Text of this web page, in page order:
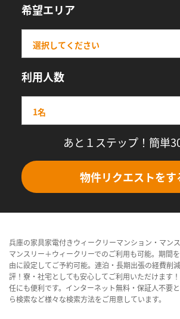
希望エリア
利用人数
あと１ステップ！簡単
物件リクエストをす
兵庫の家具家電付きウィークリーマンション・マン
マンスリー＋ウィークリーでのご利用も可能。期間
由に設定してご予約可能。連泊・長期出張の経費削
評！寮・社宅としても安心してご利用いただけます
任にも便利です。インターネット無料・保証人不要
ら検索など様々な検索方法をご用意しています。